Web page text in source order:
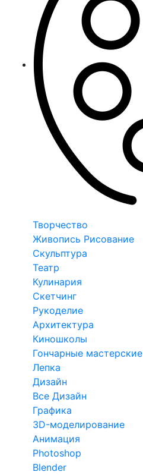
Творчество
Живопись Рисование
Скульптура
Театр
Кулинария
Скетчинг
Рукоделие
Архитектура
Киношколы
Гончарные мастерские
Лепка
Дизайн
Все Дизайн
Графика
3D-моделирование
Анимация
Photoshop
Blender